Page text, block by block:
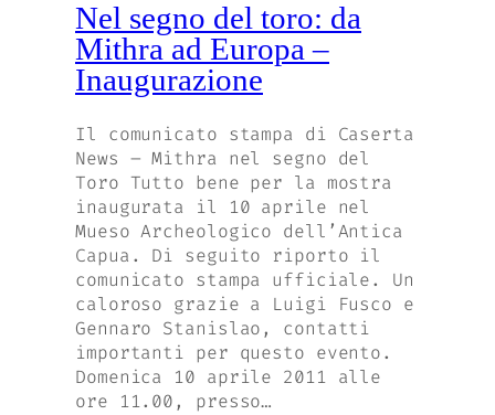
Nel segno del toro: da
Mithra ad Europa –
Inaugurazione
Il comunicato stampa di Caserta
News – Mithra nel segno del
Toro Tutto bene per la mostra
inaugurata il 10 aprile nel
Mueso Archeologico dell’Antica
Capua. Di seguito riporto il
comunicato stampa ufficiale. Un
caloroso grazie a Luigi Fusco e
Gennaro Stanislao, contatti
importanti per questo evento.
Domenica 10 aprile 2011 alle
ore 11.00, presso…